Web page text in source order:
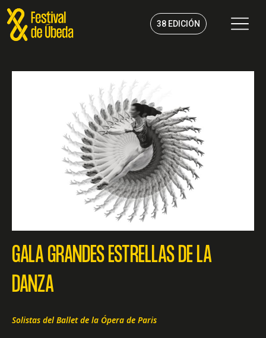
contenido
38 EDICIÓN
GALA GRANDES ESTRELLAS DE LA
DANZA
Solistas del Ballet de la Ópera de Paris